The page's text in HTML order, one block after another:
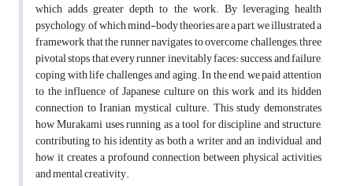
which adds greater depth to the work. By leveraging health
psychology, of which mind-body theories are a part, we illustrated a
framework that the runner navigates to overcome challenges; three
pivotal stops that every runner inevitably faces: success and failure,
coping with life challenges, and aging. In the end, we paid attention
to the influence of Japanese culture on this work and its hidden
connection to Iranian mystical culture. This study demonstrates
how Murakami uses running as a tool for discipline and structure,
contributing to his identity as both a writer and an individual, and
how it creates a profound connection between physical activities
and mental creativity.